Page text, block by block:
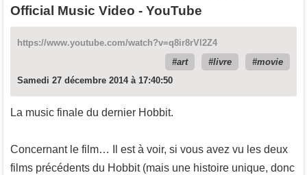
Official Music Video - YouTube
https://www.youtube.com/watch?v=q8ir8rVl2Z4
art
livre
movie
Samedi 27 décembre 2014 à 17:40:50
La music finale du dernier Hobbit.
Concernant le film… Il est à voir, si vous avez vu les deux
films précédents du Hobbit (mais une histoire unique, donc